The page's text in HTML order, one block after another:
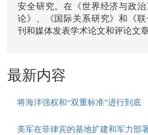
安全研究。在《世界经济与政
论》、《国际关系研究》和《
刊和媒体发表学术论文和评论文章
最新内容
将海洋强权和“双重标准”进行到底
美军在菲律宾的基地扩建和军力部